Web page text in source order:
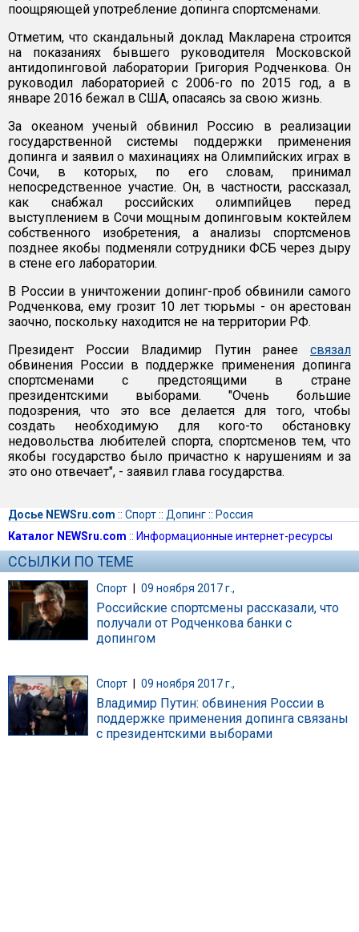
поощряющей употребление допинга спортсменами.
Отметим, что скандальный доклад Макларена строится
на показаниях бывшего руководителя Московской
антидопинговой лаборатории Григория Родченкова. Он
руководил лабораторией с 2006-го по 2015 год, а в
январе 2016 бежал в США, опасаясь за свою жизнь.
За океаном ученый обвинил Россию в реализации
государственной системы поддержки применения
допинга и заявил о махинациях на Олимпийских играх в
Сочи, в которых, по его словам, принимал
непосредственное участие. Он, в частности, рассказал,
как снабжал российских олимпийцев перед
выступлением в Сочи мощным допинговым коктейлем
собственного изобретения, а анализы спортсменов
позднее якобы подменяли сотрудники ФСБ через дыру
в стене его лаборатории.
В России в уничтожении допинг-проб обвинили самого
Родченкова, ему грозит 10 лет тюрьмы - он арестован
заочно, поскольку находится не на территории РФ.
Президент России Владимир Путин ранее связал
обвинения России в поддержке применения допинга
спортсменами с предстоящими в стране
президентскими выборами. "Очень большие
подозрения, что это все делается для того, чтобы
создать необходимую для кого-то обстановку
недовольства любителей спорта, спортсменов тем, что
якобы государство было причастно к нарушениям и за
это оно отвечает", - заявил глава государства.
Досье NEWSru.com :: Спорт:: Допинг:: Россия
Каталог NEWSru.com :: Информационные интернет-ресурсы
ССЫЛКИ ПО ТЕМЕ
Спорт | 09 ноября 2017 г.,
Российские спортсмены рассказали, что
получали от Родченкова банки с
допингом
Спорт 09 ноября 2017 г.,
Владимир Путин: обвинения России в
поддержке применения допинга связаны
с президентскими выборами